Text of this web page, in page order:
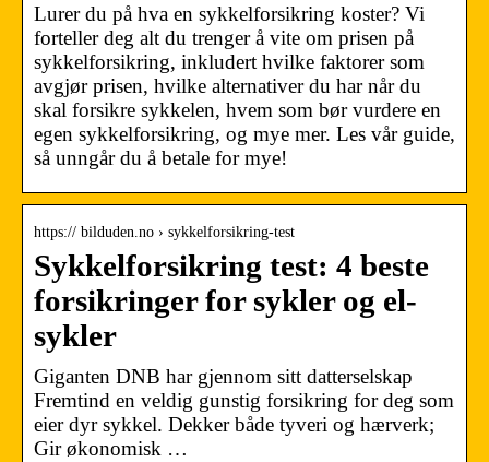
Lurer du på hva en sykkelforsikring koster? Vi
forteller deg alt du trenger å vite om prisen på
sykkelforsikring, inkludert hvilke faktorer som
avgjør prisen, hvilke alternativer du har når du
skal forsikre sykkelen, hvem som bør vurdere en
egen sykkelforsikring, og mye mer. Les vår guide,
så unngår du å betale for mye!
https:// bilduden.no › sykkelforsikring-test
Sykkelforsikring test: 4 beste
forsikringer for sykler og el-
sykler
Giganten DNB har gjennom sitt datterselskap
Fremtind en veldig gunstig forsikring for deg som
eier dyr sykkel. Dekker både tyveri og hærverk;
Gir økonomisk …